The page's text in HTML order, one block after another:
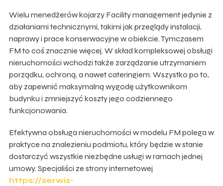
Wielu menedżerów kojarzy Facility management jedynie z
działaniami technicznymi, takimi jak przeglądy instalacji,
naprawy i prace konserwacyjne w obiekcie. Tymczasem
FM to coś znacznie więcej. W skład kompleksowej obsługi
nieruchomości wchodzi także zarządzanie utrzymaniem
porządku, ochroną, a nawet cateringiem. Wszystko po to,
aby zapewnić maksymalną wygodę użytkownikom
budynku i zmniejszyć koszty jego codziennego
funkcjonowania.
Efektywna obsługa nieruchomości w modelu FM polega w
praktyce na znalezieniu podmiotu, który będzie w stanie
dostarczyć wszystkie niezbędne usługi w ramach jednej
umowy. Specjaliści ze strony internetowej
https://serwis-